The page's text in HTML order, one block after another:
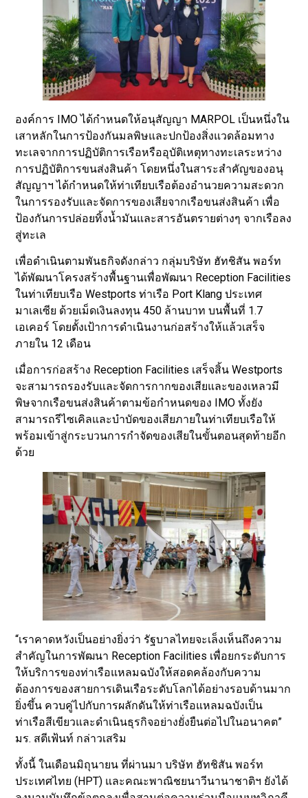
องค์การ IMO ได้กำหนดให้อนุสัญญา MARPOL เป็นหนึ่งใน
เสาหลักในการป้องกันมลพิษและปกป้องสิ่งแวดล้อมทาง
ทะเลจากการปฏิบัติการเรือหรืออุบัติเหตุทางทะเลระหว่าง
การปฏิบัติการขนส่งสินค้า โดยหนึ่งในสาระสำคัญของอนุ
สัญญาฯ ได้กำหนดให้ท่าเทียบเรือต้องอำนวยความสะดวก
ในการรองรับและจัดการของเสียจากเรือขนส่งสินค้า เพื่อ
ป้องกันการปล่อยทิ้งน้ำมันและสารอันตรายต่างๆ จากเรือลง
สู่ทะเล
เพื่อดำเนินตามพันธกิจดังกล่าว กลุ่มบริษัท ฮัทชิสัน พอร์ท
ได้พัฒนาโครงสร้างพื้นฐานเพื่อพัฒนา Reception Facilities
ในท่าเทียบเรือ Westports ท่าเรือ Port Klang ประเทศ
มาเลเซีย ด้วยเม็ดเงินลงทุน 450 ล้านบาท บนพื้นที่ 1.7
เอเคอร์ โดยตั้งเป้าการดำเนินงานก่อสร้างให้แล้วเสร็จ
ภายใน 12 เดือน
เมื่อการก่อสร้าง Reception Facilities เสร็จสิ้น Westports
จะสามารถรองรับและจัดการกากของเสียและของเหลวมี
พิษจากเรือขนส่งสินค้าตามข้อกำหนดของ IMO ทั้งยัง
สามารถรีไซเคิลและบำบัดของเสียภายในท่าเทียบเรือให้
พร้อมเข้าสู่กระบวนการกำจัดของเสียในขั้นตอนสุดท้ายอีก
ด้วย
“เราคาดหวังเป็นอย่างยิ่งว่า รัฐบาลไทยจะเล็งเห็นถึงความ
สำคัญในการพัฒนา Reception Facilities เพื่อยกระดับการ
ให้บริการของท่าเรือแหลมฉบังให้สอดคล้องกับความ
ต้องการของสายการเดินเรือระดับโลกได้อย่างรอบด้านมาก
ยิ่งขึ้น ควบคู่ไปกับการผลักดันให้ท่าเรือแหลมฉบังเป็น
ท่าเรือสีเขียวและดำเนินธุรกิจอย่างยั่งยืนต่อไปในอนาคต”
มร. สตีเฟ้นท์ กล่าวเสริม
ทั้งนี้ ในเดือนมิถุนายน ที่ผ่านมา บริษัท ฮัทชิสัน พอร์ท
ประเทศไทย (HPT) และคณะพาณิชยนาวีนานาชาติฯ ยังได้